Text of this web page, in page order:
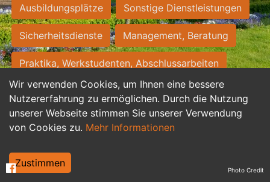
Wir verwenden Cookies, um Ihnen eine bessere
Nutzererfahrung zu ermöglichen. Durch die Nutzung
unserer Webseite stimmen Sie unserer Verwendung
von Cookies zu. Mehr Informationen
Zustimmen
Ausbildungsplätze Sonstige Dienstleistungen
Sicherheitsdienste Management, Beratung
Praktika, Werkstudenten, Abschlussarbeiten
Personalwesen Assistenz, Sekretariat
Hilfskräfte, Aushilfs- und Nebenjobs
Weiterbildung, Studium, duale Ausbildung Photo Credit